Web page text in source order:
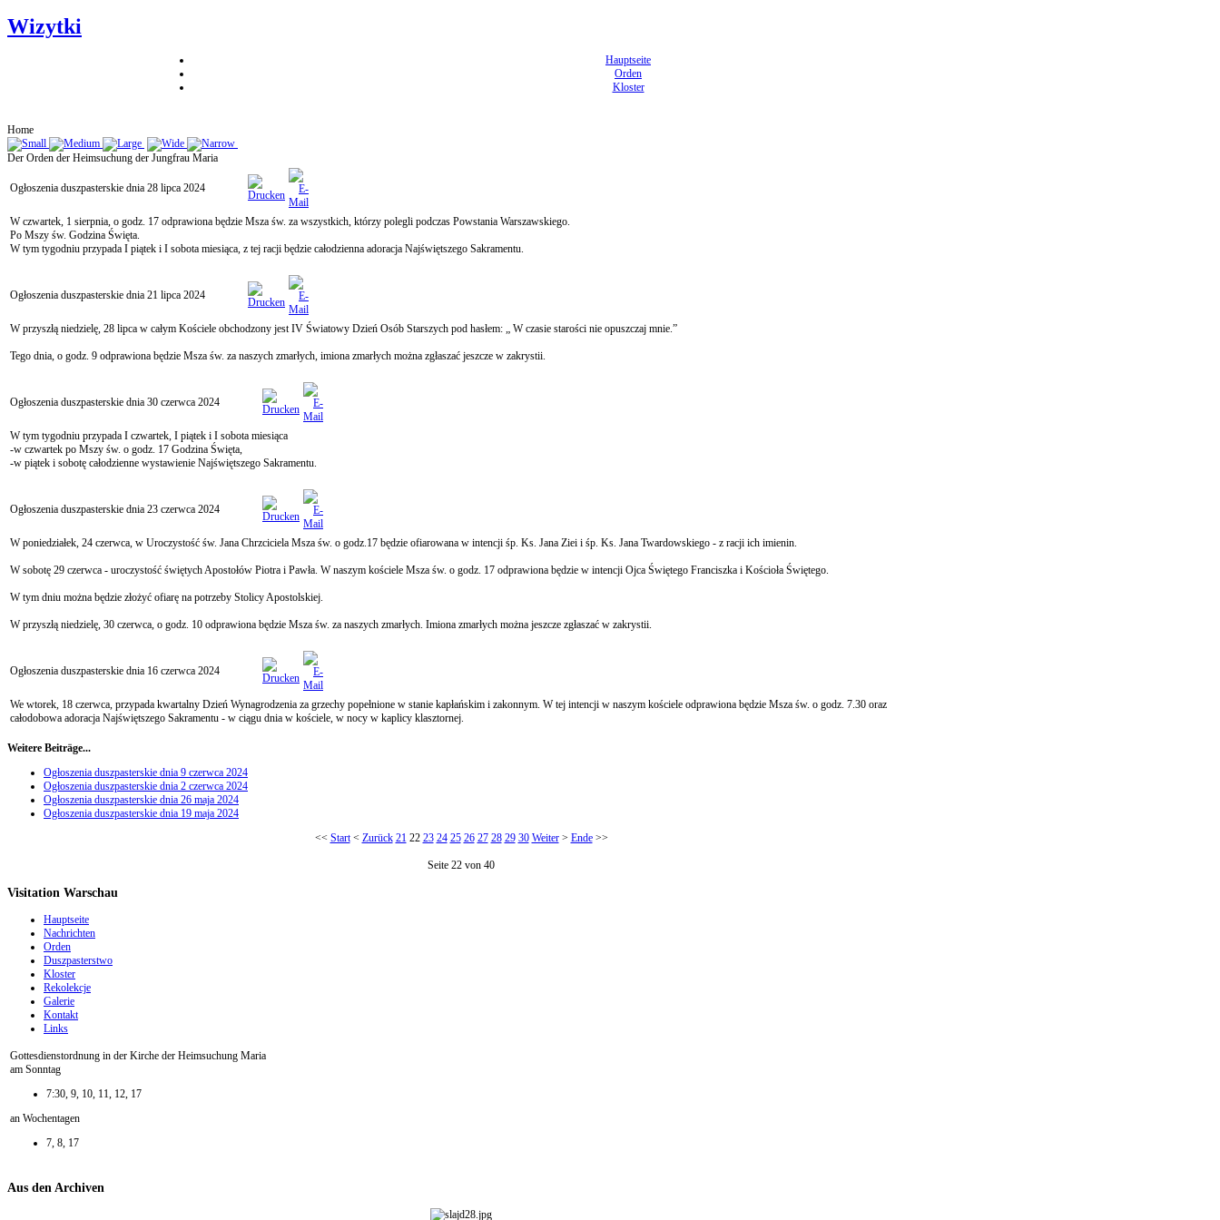
Wizytki
Hauptseite
Orden
Kloster
Home
Der Orden der Heimsuchung der Jungfrau Maria
Ogłoszenia duszpasterskie dnia 28 lipca 2024
W czwartek, 1 sierpnia, o godz. 17 odprawiona będzie Msza św. za wszystkich, którzy polegli podczas Powstania Warszawskiego.
Po Mszy św. Godzina Święta.
W tym tygodniu przypada I piątek i I sobota miesiąca, z tej racji będzie całodzienna adoracja Najświętszego Sakramentu.
Ogłoszenia duszpasterskie dnia 21 lipca 2024
W przyszłą niedzielę, 28 lipca w całym Kościele obchodzony jest IV Światowy Dzień Osób Starszych pod hasłem: „ W czasie starości nie opuszczaj mnie.”
Tego dnia, o godz. 9 odprawiona będzie Msza św. za naszych zmarłych, imiona zmarłych można zgłaszać jeszcze w zakrystii.
Ogłoszenia duszpasterskie dnia 30 czerwca 2024
W tym tygodniu przypada I czwartek, I piątek i I sobota miesiąca
-w czwartek po Mszy św. o godz. 17 Godzina Święta,
-w piątek i sobotę całodzienne wystawienie Najświętszego Sakramentu.
Ogłoszenia duszpasterskie dnia 23 czerwca 2024
W poniedziałek, 24 czerwca, w Uroczystość św. Jana Chrzciciela Msza św. o godz.17 będzie ofiarowana w intencji śp. Ks. Jana Ziei i śp. Ks. Jana Twardowskiego - z racji ich imienin.
W sobotę 29 czerwca - uroczystość świętych Apostołów Piotra i Pawła. W naszym kościele Msza św. o godz. 17 odprawiona będzie w intencji Ojca Świętego Franciszka i Kościoła Świętego.
W tym dniu można będzie złożyć ofiarę na potrzeby Stolicy Apostolskiej.
W przyszłą niedzielę, 30 czerwca, o godz. 10 odprawiona będzie Msza św. za naszych zmarłych. Imiona zmarłych można jeszcze zgłaszać w zakrystii.
Ogłoszenia duszpasterskie dnia 16 czerwca 2024
We wtorek, 18 czerwca, przypada kwartalny Dzień Wynagrodzenia za grzechy popełnione w stanie kapłańskim i zakonnym. W tej intencji w naszym kościele odprawiona będzie Msza św. o godz. 7.30 oraz
całodobowa adoracja Najświętszego Sakramentu - w ciągu dnia w kościele, w nocy w kaplicy klasztornej.
Weitere Beiträge...
Ogłoszenia duszpasterskie dnia 9 czerwca 2024
Ogłoszenia duszpasterskie dnia 2 czerwca 2024
Ogłoszenia duszpasterskie dnia 26 maja 2024
Ogłoszenia duszpasterskie dnia 19 maja 2024
<< Start< Zurück 21 22 23 24 25 26 27 28 29 30 Weiter> Ende>>
Seite 22 von 40
Visitation Warschau
Hauptseite
Nachrichten
Orden
Duszpasterstwo
Kloster
Rekolekcje
Galerie
Kontakt
Links
Gottesdienstordnung in der Kirche der Heimsuchung Maria
am Sonntag
7:30, 9, 10, 11, 12, 17
an Wochentagen
7, 8, 17
Aus den Archiven